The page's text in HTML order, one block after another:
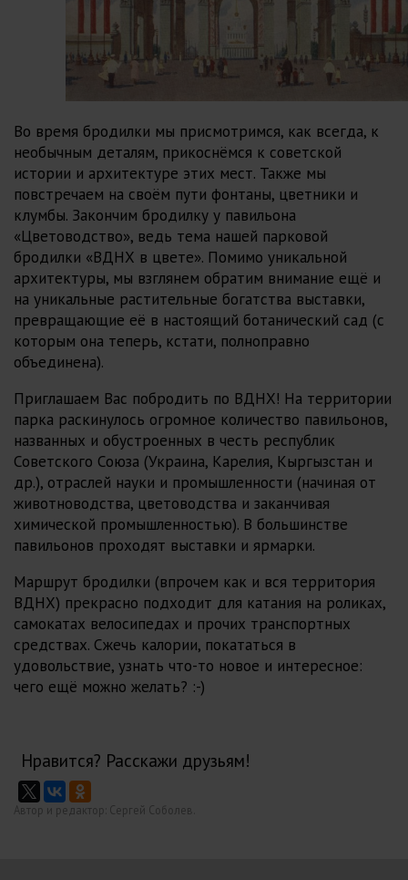
Во время бродилки мы присмотримся, как всегда, к
необычным деталям, прикоснёмся к советской
истории и архитектуре этих мест. Также мы
повстречаем на своём пути фонтаны, цветники и
клумбы. Закончим бродилку у павильона
«Цветоводство», ведь тема нашей парковой
бродилки «ВДНХ в цвете». Помимо уникальной
архитектуры, мы взглянем обратим внимание ещё и
на уникальные растительные богатства выставки,
превращающие её в настоящий ботанический сад (с
которым она теперь, кстати, полноправно
объединена).
Приглашаем Вас побродить по ВДНХ! На территории
парка раскинулось огромное количество павильонов,
названных и обустроенных в честь республик
Советского Союза (Украина, Карелия, Кыргызстан и
др.), отраслей науки и промышленности (начиная от
животноводства, цветоводства и заканчивая
химической промышленностью). В большинстве
павильонов проходят выставки и ярмарки.
Маршрут бродилки (впрочем как и вся территория
ВДНХ) прекрасно подходит для катания на роликах,
самокатах велосипедах и прочих транспортных
средствах. Сжечь калории, покататься в
удовольствие, узнать что-то новое и интересное:
чего ещё можно желать? :-)
Нравится? Расскажи друзьям!
Автор и редактор: Сергей Соболев.